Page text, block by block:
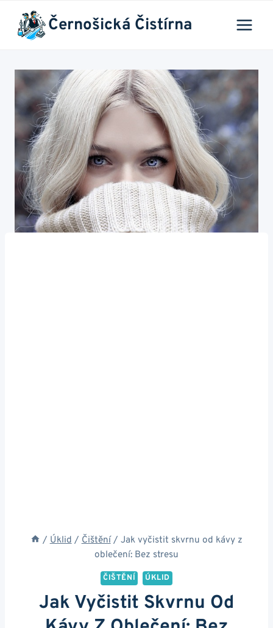
Přeskočit
obsah
Černošická Čistírna
/ Úklid / Čištění / Jak vyčistit skvrnu od kávy z
oblečení: Bez stresu
ČIŠTĚNÍ ÚKLID
Jak Vyčistit Skvrnu Od